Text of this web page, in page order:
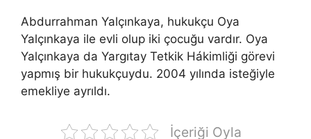
Abdurrahman Yalçınkaya, hukukçu Oya
Yalçınkaya ile evli olup iki çocuğu vardır. Oya
Yalçınkaya da Yargıtay Tetkik Hákimliği görevi
yapmış bir hukukçuydu. 2004 yılında isteğiyle
emekliye ayrıldı.
İçeriği Oyla